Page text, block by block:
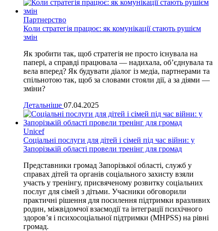
Партнерство
Коли стратегія працює: як комунікації стають рушієм
змін
Як зробити так, щоб стратегія не просто існувала на
папері, а справді працювала — надихала, об’єднувала та
вела вперед? Як будувати діалог із медіа, партнерами та
спільнотою так, щоб за словами стояли дії, а за діями —
зміни?
Детальніше 07.04.2025
Unicef
Соціальні послуги для дітей і сімей під час війни: у
Запорізькій області провели тренінг для громад
Представники громад Запорізької області, служб у
справах дітей та органів соціального захисту взяли
участь у тренінгу, присвяченому розвитку соціальних
послуг для сімей з дітьми. Учасники обговорили
практичні рішення для посилення підтримки вразливих
родин, міжвідомчої взаємодії та інтеграції психічного
здоров’я і психосоціальної підтримки (MHPSS) на рівні
громад.